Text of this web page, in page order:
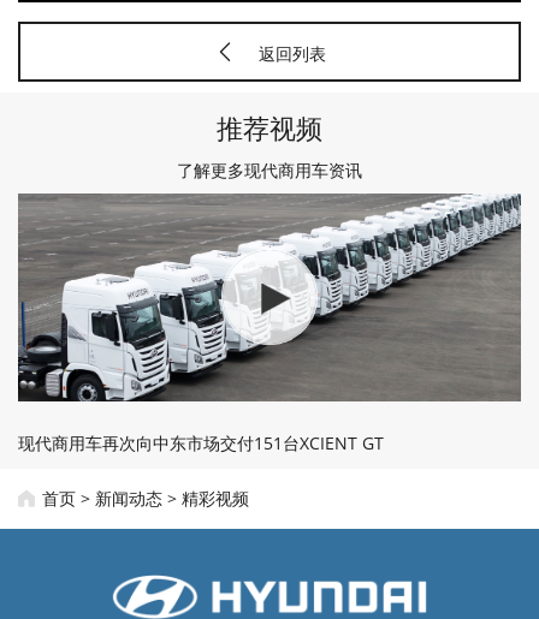
返回列表
推荐视频
了解更多现代商用车资讯
现代商用车再次向中东市场交付151台XCIENT GT
首页 > 新闻动态 > 精彩视频